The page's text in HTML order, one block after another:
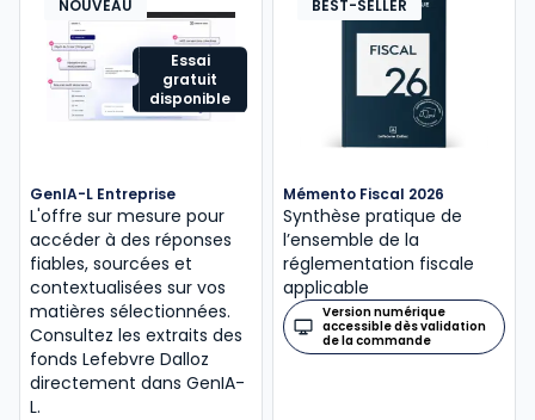
Essai
gratuit
disponible
NOUVEAU
GenIA-L Entreprise
L'offre sur mesure pour
accéder à des réponses
fiables, sourcées et
contextualisées sur vos
matières sélectionnées.
Consultez les extraits des
fonds Lefebvre Dalloz
directement dans GenIA-
L.
BEST-SELLER
Mémento Fiscal 2026
Synthèse pratique de
l’ensemble de la
réglementation fiscale
applicable
Version numérique
accessible dès validation
de la commande